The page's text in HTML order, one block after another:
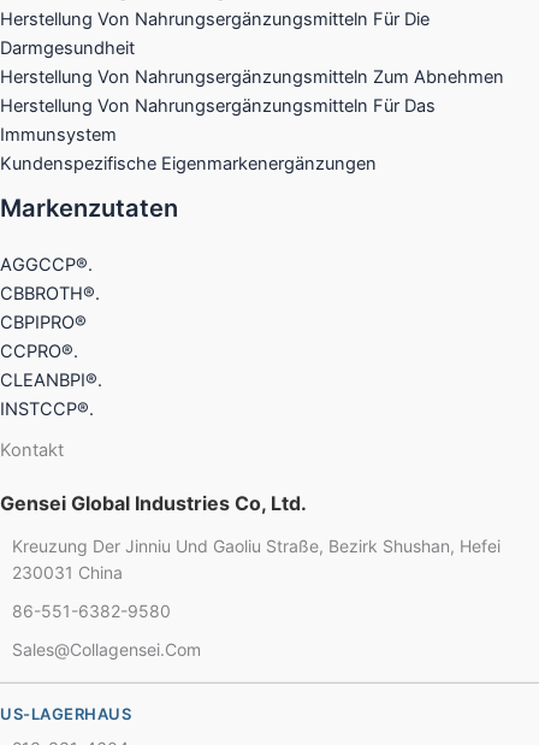
Herstellung Von Nahrungsergänzungsmitteln Für Die
Darmgesundheit
Herstellung Von Nahrungsergänzungsmitteln Zum Abnehmen
Herstellung Von Nahrungsergänzungsmitteln Für Das
Immunsystem
Kundenspezifische Eigenmarkenergänzungen
Markenzutaten
AGGCCP®.
CBBROTH®.
CBPIPRO®
CCPRO®.
CLEANBPI®.
INSTCCP®.
Kontakt
Gensei Global Industries Co, Ltd.
Kreuzung Der Jinniu Und Gaoliu Straße, Bezirk Shushan, Hefei
230031 China
86-551-6382-9580
Sales@collagensei.com
US-LAGERHAUS
Thai